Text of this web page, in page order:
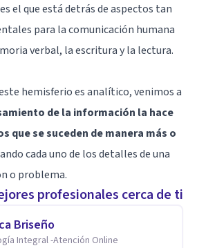
el que está detrás de aspectos tan
para la comunicación humana
verbal, la escritura y la lectura.
hemisferio es analítico, venimos a
de la información la hace
que se suceden de manera más o
cada uno de los detalles de una
o problema.
profesionales cerca de ti
Briseño
Integral -Atención Online